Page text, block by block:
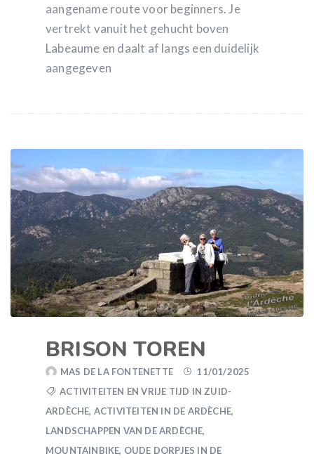
aangename route voor beginners. Je
vertrekt vanuit het gehucht boven
Labeaume en daalt af langs een duidelijk
aangegeven
BRISON TOREN
MAS DE LA FONTENETTE
11/01/2025
ACTIVITEITEN EN VRIJE TIJD IN ZUID-
ARDÈCHE, ACTIVITEITEN IN DE ARDÈCHE,
LANDSCHAPPEN VAN DE ARDÈCHE,
MOUNTAINBIKE, OUDE DORPJES IN DE